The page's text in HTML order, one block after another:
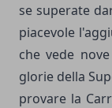
se superate
piacevole
che vede
glorie della
provare la